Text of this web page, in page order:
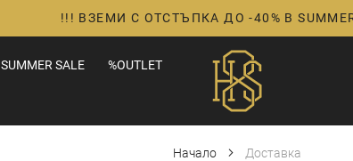
!!! ВЗЕМИ С ОТСТЪПКА ДО -40% В
SUMMER SALE %OUTLET
Начало Доставка